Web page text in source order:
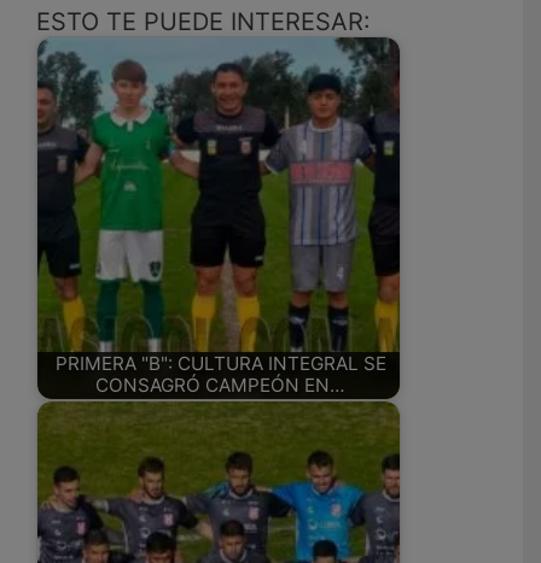
ESTO TE PUEDE INTERESAR:
PRIMERA "B": CULTURA INTEGRAL SE
CONSAGRÓ CAMPEÓN EN…